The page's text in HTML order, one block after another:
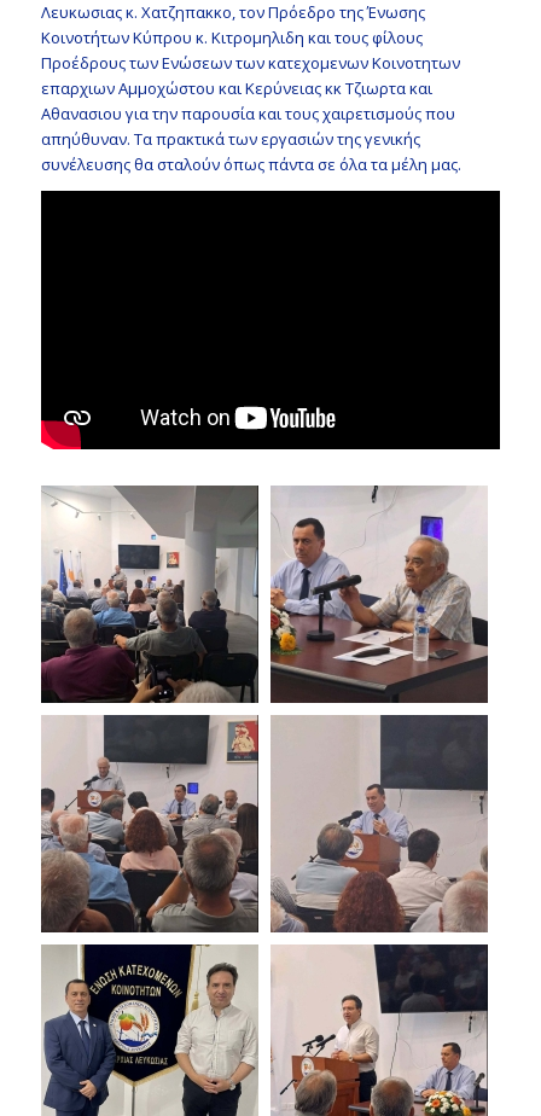
Λευκωσιας κ. Χατζηπακκο, τον Πρόεδρο της Ένωσης
Κοινοτήτων Κύπρου κ. Κιτρομηλιδη και τους φίλους
Προέδρους των Ενώσεων των κατεχομενων Κοινοτητων
επαρχιων Αμμοχώστου και Κερύνειας κκ Τζιωρτα και
Αθανασιου για την παρουσία και τους χαιρετισμούς που
απηύθυναν. Τα πρακτικά των εργασιών της γενικής
συνέλευσης θα σταλούν όπως πάντα σε όλα τα μέλη μας.